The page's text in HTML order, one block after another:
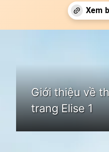
https://
Giới thiệu về
trang Elise 1